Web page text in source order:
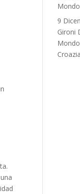
9
Gironi